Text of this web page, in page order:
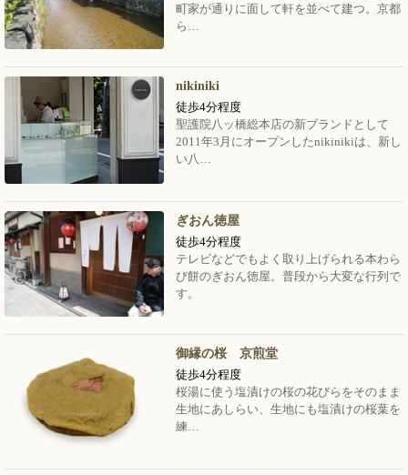
町家が通りに面して軒を並べて建つ。京都
ら…
nikiniki
徒歩4分程度
聖護院八ッ橋総本店の新ブランドとして
2011年3月にオープンしたnikinikiは、新し
い八…
ぎおん徳屋
徒歩4分程度
テレビなどでもよく取り上げられる本わら
び餅のぎおん徳屋。普段から大変な行列で
す。
御縁の桜 京煎堂
徒歩4分程度
桜湯に使う塩漬けの桜の花びらをそのまま
生地にあしらい、生地にも塩漬けの桜葉を
練…